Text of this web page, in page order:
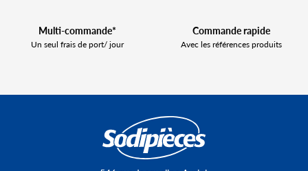
Multi-commande*
Un seul frais de port/ jour
Commande rapide
Avec les références produits